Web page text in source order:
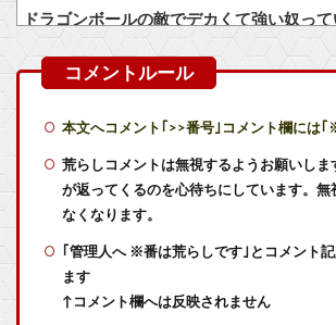
ドラゴンボールの敵でデカくて強い奴って
なぜ評価が高いのか理解に苦しむゲーム
【艦これ】酔って妹に絡むアブルッツィ 他
【艦これ】樫さん 他
【艦これ】ジャージ鹿島 他
本文へコメント｢>>番号｣コメント欄には｢
荒らしコメントは無視するようお願いしま
が返ってくるのを心待ちにしています。無
なくなります。
｢管理人へ ※番は荒らしです｣とコメント
ます
↑コメント欄へは反映されません